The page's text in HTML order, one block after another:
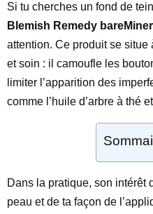
Si tu cherches un fond de
Blemish Remedy
attention. Ce produit se
et soin : il camoufle les
limiter l’apparition des
comme l’huile d’arbre à thé
Dans la pratique, son intérêt
peau et de ta façon de